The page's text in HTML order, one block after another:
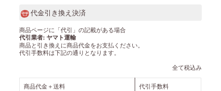
代金引き換え決済
商品ページに「代引」の記載がある場合
代引業者: ヤマト運輸
商品と引き換えに商品代金をお支払ください。
代引手数料は下記の通りとなります。
全て税込み
商品代金＋送料
代引手数料